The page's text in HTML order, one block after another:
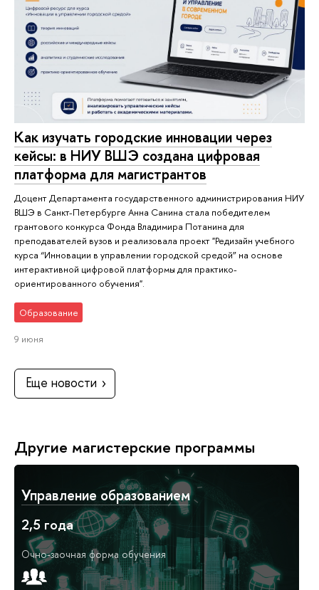
Как изучать городские инновации через
кейсы: в НИУ ВШЭ создана цифровая
платформа для магистрантов
Доцент Департамента государственного администрирования НИУ
ВШЭ в Санкт-Петербурге Анна Санина стала победителем
грантового конкурса Фонда Владимира Потанина для
преподавателей вузов и реализовала проект "Редизайн учебного
курса “Инновации в управлении городской средой” на основе
интерактивной цифровой платформы для практико-
ориентированного обучения".
Образование
9 июня
Еще новости
Другие магистерские программы
Управление образованием
2,5 года
Очно-заочная форма обучения